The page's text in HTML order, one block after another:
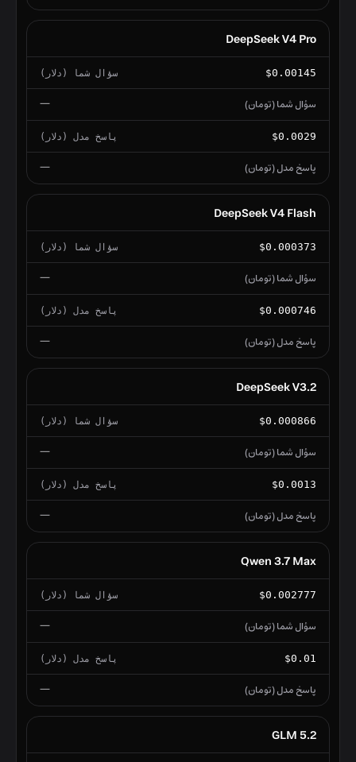
DeepSeek V4 Pro
$0.00145
—
$0.0029
—
DeepSeek V4 Flash
$0.000373
—
$0.000746
—
DeepSeek V3.2
$0.000866
—
$0.0013
—
Qwen 3.7 Max
$0.002777
—
$0.01
—
GLM 5.2